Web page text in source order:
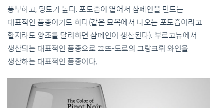
풍부하고, 당도가 높다. 포도즙이 옅어서 샴페인을 만드는
대표적인 품종이기도 하다(같은 묘목에서 나오는 포도즙이라고
할지라도 양조를 달리하면 샴페인이 생산된다). 부르고뉴에서
생산되는 대표적인 품종으로 꼬뜨-도르의 그랑크뤼 와인을
생산하는 대표적인 품종이다.